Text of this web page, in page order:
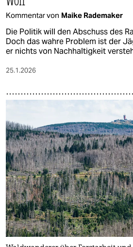
Kommentar von Maike Rademaker
Die Politik will den Abschuss des
Doch das wahre Problem ist der
er nichts von Nachhaltigkeit
25.1.2026